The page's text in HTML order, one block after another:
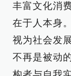
丰富文化消
在于人本身
视为社会发
不再是被动